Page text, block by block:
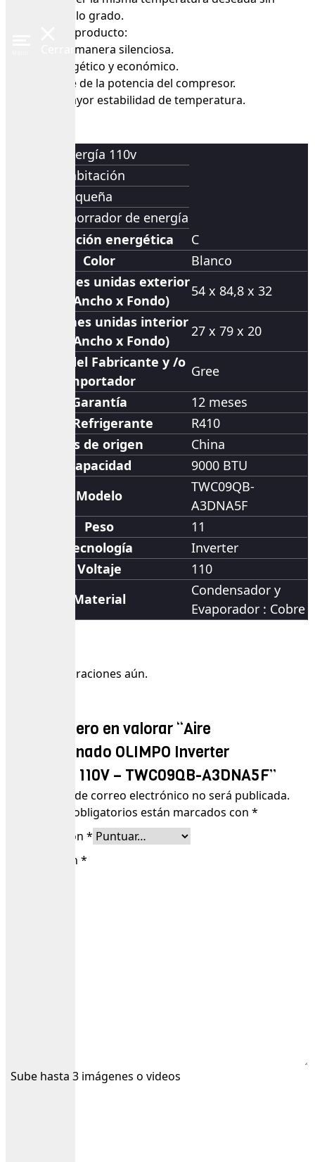
perder un solo grado.
Ventajas del producto:
Funciona de manera silenciosa.
Ahorro energético y económico.
Uso eficiente de la potencia del compresor.
Consigue mayor estabilidad de temperatura.
Energía 110v
Habitación
Pequeña
Ahorrador de energía
Clasificación energética
C
Color
Blanco
Dimensiones unidas exterior
(Alto x Ancho x Fondo)
54 x 84,8 x 32
Dimensiones unidas interior
(Alto x Ancho x Fondo)
27 x 79 x 20
Nombre del Fabricante y /o
Importador
Gree
Garantía
12 meses
Gas Refrigerante
R410
País de origen
China
Capacidad
9000 BTU
Modelo
TWC09QB-
A3DNA5F
Peso
11
Tecnología
Inverter
Voltaje
110
Material
Condensador y
Evaporador : Cobre
No hay valoraciones aún.
Sé el primero en valorar “Aire
acondicionado OLIMPO Inverter
9000 BTU 110V – TWC09QB-A3DNA5F”
Tu dirección de correo electrónico no será publicada.
Los campos obligatorios están marcados con *
Tu puntuación *
Tu valoración *
Sube hasta 3 imágenes o videos